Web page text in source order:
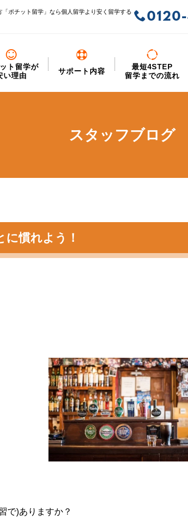
ポチット留学」なら個人留学より安く留学する
ト留学が
い理由
サポート内容
最短4STEP
留学までの流れ
スタッフブログ
慣れよう！
で)ありますか？